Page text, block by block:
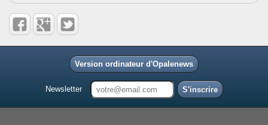
Version ordinateur d'Opalenews
Newsletter S'inscrire